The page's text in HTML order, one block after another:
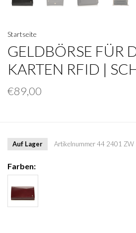
Startseite
GELDBÖRSE FÜR
KARTEN RFID |
€89,00
Auf Lager Artikelnummer44 2401 ZW
Farben: